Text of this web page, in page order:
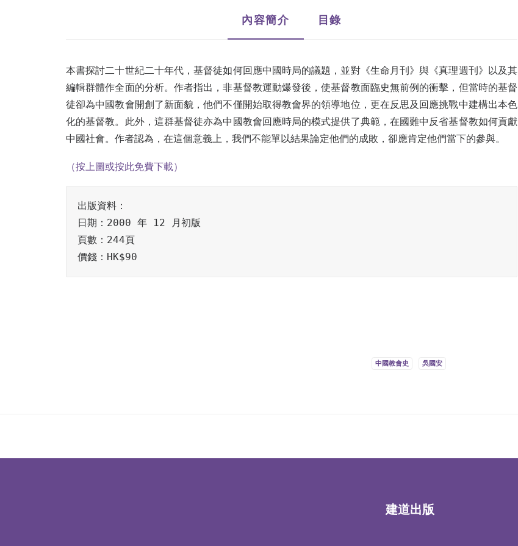
內容簡介 目錄
本書探討二十世紀二十年代，基督徒如何回應中國時局的議題，並對《生命月刊》與《真理週刊》以及其
編輯群體作全面的分析。作者指出，非基督教運動爆發後，使基督教面臨史無前例的衝擊，但當時的基督
徒卻為中國教會開創了新面貌，他們不僅開始取得教會界的領導地位，更在反思及回應挑戰中建構出本色
化的基督教。此外，這群基督徒亦為中國教會回應時局的模式提供了典範，在國難中反省基督教如何貢獻
中國社會。作者認為，在這個意義上，我們不能單以結果論定他們的成敗，卻應肯定他們當下的參與。
（按上圖或按此免費下載）
出版資料：
日期：2000 年 12 月初版
頁數：244頁
價錢：HK$90
中國教會史 吳國安
建道出版